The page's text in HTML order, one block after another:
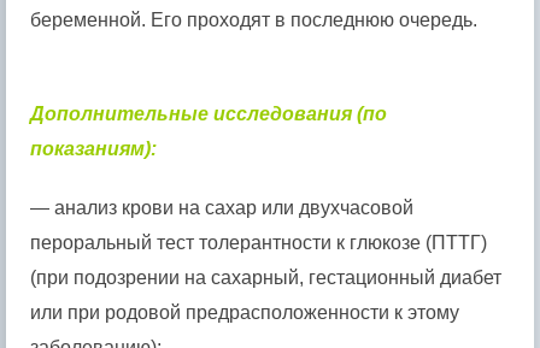
беременной. Его проходят в последнюю очередь.
Дополнительные исследования (по
показаниям):
— анализ крови на сахар или двухчасовой
пероральный тест толерантности к глюкозе (ПТТГ)
(при подозрении на сахарный, гестационный диабет
или при родовой предрасположенности к этому